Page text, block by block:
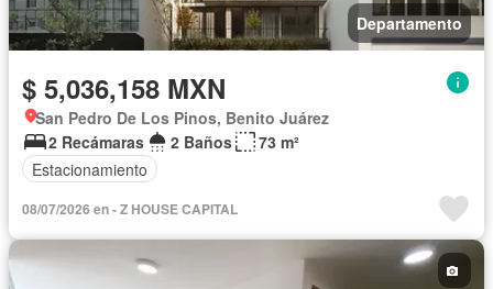
Departamento
$ 5,036,158 MXN
San Pedro De Los Pinos, Benito Juárez
2 Recámaras
2 Baños
73 m²
Estacionamiento
08/07/2026 en - Z HOUSE CAPITAL